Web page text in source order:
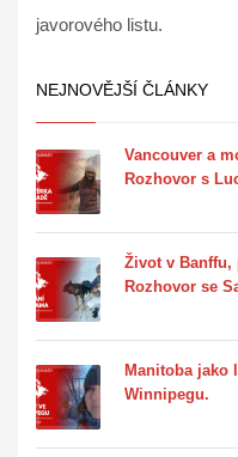
javorového listu.
NEJNOVĚJŠÍ ČLÁNKY
Vancouver a
Rozhovor s
Život v Banffu,
Rozhovor se
Manitoba jako
Winnipegu.